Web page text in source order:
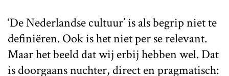
‘De Nederlandse cultuur’ is als begrip niet te
definiëren. Ook is het niet per se relevant.
Maar het beeld dat wij erbij hebben wel. Dat
is doorgaans nuchter, direct en pragmatisch: